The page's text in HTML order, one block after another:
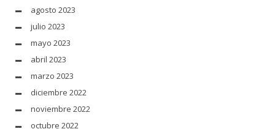
agosto 2023
julio 2023
mayo 2023
abril 2023
marzo 2023
diciembre 2022
noviembre 2022
octubre 2022